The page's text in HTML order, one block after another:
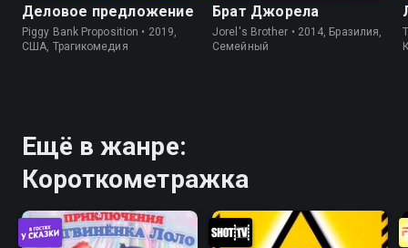
Деловое предложение
Piggy Bank Proposition • 2019,
США, Трагикомедия
Брат Джорела
Jorel's Brother • 2014, Бразилия,
Cемейный
Ещё в жанре:
Короткометражка